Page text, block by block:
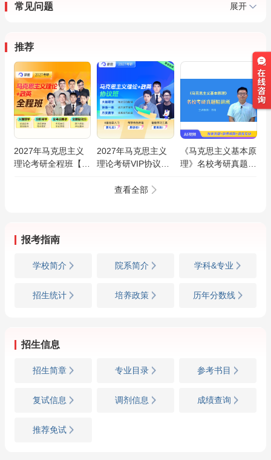
常见问题 展开
推荐
2027年马克思主义
理论考研全程班【马
2027年马克思主义
理论考研VIP协议班
理/马克思主义中国
《马克思主义基本原
理》名校考研真题精
查看全部
报考指南
学校简介 院系简介 学科&专业
招生统计 培养政策 历年分数线
招生信息
招生简章 专业目录 参考书目
复试信息 调剂信息 成绩查询
推荐免试